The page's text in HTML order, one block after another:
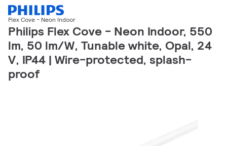
Flex Cove - Neon Indoor
Philips Flex Cove - Neon Indoor, 550
lm, 50 lm/W, Tunable white, Opal, 24
V, IP44 | Wire-protected, splash-
proof